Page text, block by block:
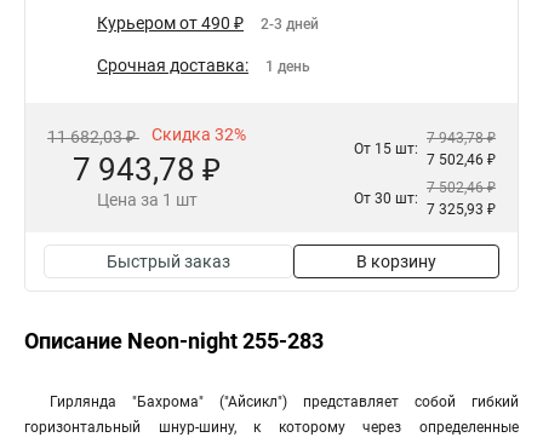
Курьером от 490 ₽ 2-3 дней
Срочная доставка: 1 день
11 682,03 ₽ Скидка 32%
7 943,78 ₽
Цена за 1 шт
От 15 шт:
7 943,78 ₽
7 502,46 ₽
От 30 шт:
7 502,46 ₽
7 325,93 ₽
Быстрый заказ В корзину
Описание Neon-night 255-283
Гирлянда "Бахрома" ("Айсикл") представляет собой гибкий
горизонтальный шнур-шину, к которому через определенные